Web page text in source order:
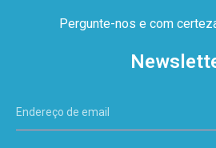
Pergunte-nos e com